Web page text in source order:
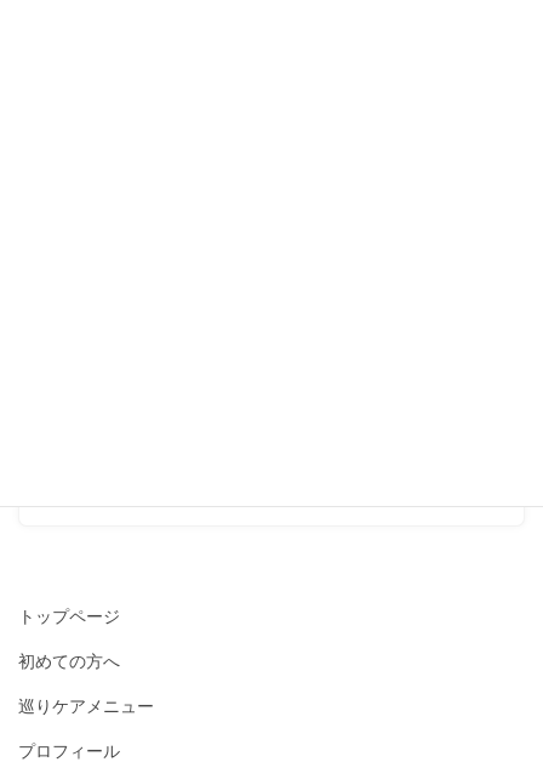
トップページ
初めての方へ
巡りケアメニュー
プロフィール